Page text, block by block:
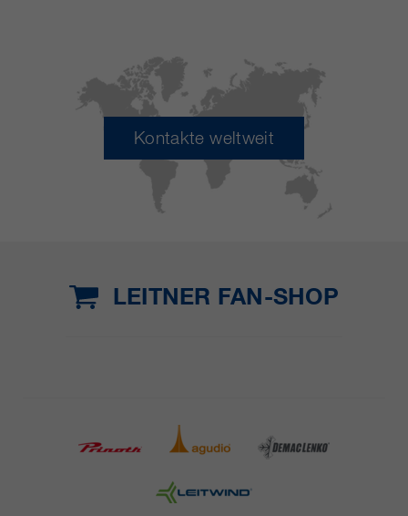
Kontakte weltweit
LEITNER FAN-SHOP